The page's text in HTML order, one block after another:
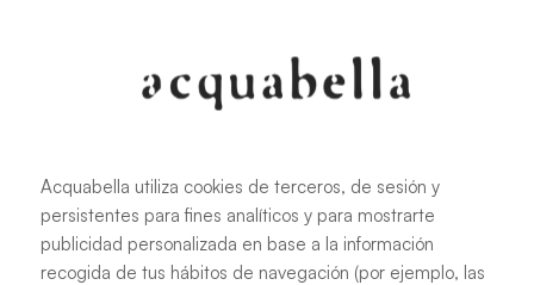
PDF
Installationshandbuch für Akron®
Duschwannen
Acquabella utiliza cookies de terceros, de sesión y
persistentes para fines analíticos y para mostrarte
publicidad personalizada en base a la información
recogida de tus hábitos de navegación (por ejemplo, las